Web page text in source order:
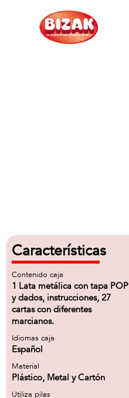
Características
Contenido caja
1 Lata metálica con tapa POP
y dados, instrucciones, 27
cartas con diferentes
marcianos.
Idiomas caja
Español
Material
Plástico, Metal y Cartón
Utiliza pilas